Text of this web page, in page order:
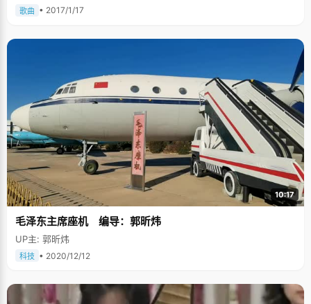
歌曲 • 2017/1/17
10:17
毛泽东主席座机 编导：郭昕炜
UP主: 郭昕炜
科技 • 2020/12/12